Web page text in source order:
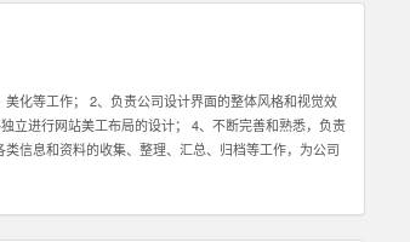
化等工作； 2、负责公司设计界面的整体风格和视觉效
立进行网站美工布局的设计； 4、不断完善和熟悉，负责
信息和资料的收集、整理、汇总、归档等工作，为公司
面设计，提高用户使用体验； 7、根据项目具体要求解
具如Photoshop，Illustrator，Flash等；掌握HTML，